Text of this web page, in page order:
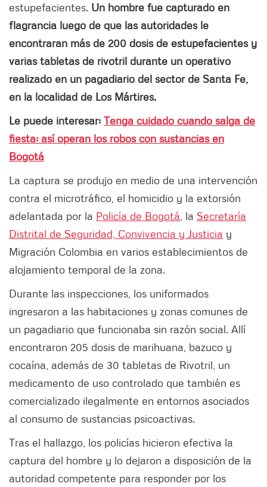
estupefacientes. Un hombre fue capturado en
flagrancia luego de que las autoridades le
encontraran más de 200 dosis de estupefacientes y
varias tabletas de rivotril durante un operativo
realizado en un pagadiario del sector de Santa Fe,
en la localidad de Los Mártires.
Le puede interesar: Tenga cuidado cuando salga de
fiesta: así operan los robos con sustancias en
Bogotá
La captura se produjo en medio de una intervención
contra el microtráfico, el homicidio y la extorsión
adelantada por la Policía de Bogotá , la Secretaría
Distrital de Seguridad, Convivencia y Justicia y
Migración Colombia en varios establecimientos de
alojamiento temporal de la zona.
Durante las inspecciones, los uniformados
ingresaron a las habitaciones y zonas comunes de
un pagadiario que funcionaba sin razón social. Allí
encontraron 205 dosis de marihuana, bazuco y
cocaína, además de 30 tabletas de Rivotril, un
medicamento de uso controlado que también es
comercializado ilegalmente en entornos asociados
al consumo de sustancias psicoactivas.
Tras el hallazgo, los policías hicieron efectiva la
captura del hombre y lo dejaron a disposición de la
autoridad competente para responder por los